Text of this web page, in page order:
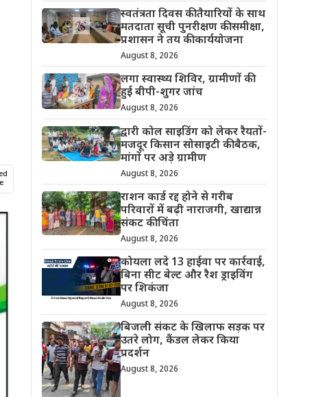
स्वतंत्रता दिवस की तैयारियों के साथ
मतदाता सूची पुनरीक्षण की समीक्षा,
प्रशासन ने तय की कार्ययोजना
August 8, 2026
लगा स्वास्थ्य शिविर, ग्रामीणों की
हुई बीपी-शुगर जांच
August 8, 2026
द्वारी कोल साइडिंग को लेकर रैयतों-
मजदूर किसान सोसाइटी की बैठक,
मांगों पर अड़े ग्रामीण
August 8, 2026
राशन कार्ड रद्द होने से गरीब
परिवारों में बढ़ी नाराजगी, खाद्यान्न
संकट की चिंता
August 8, 2026
कोयला लदे 13 हाईवा पर कार्रवाई,
बिना सीट बेल्ट और रैश ड्राइविंग
पर शिकंजा
August 8, 2026
बिजली संकट के खिलाफ सड़क पर
उतरे लोग, कैंडल लेकर किया
प्रदर्शन
August 8, 2026